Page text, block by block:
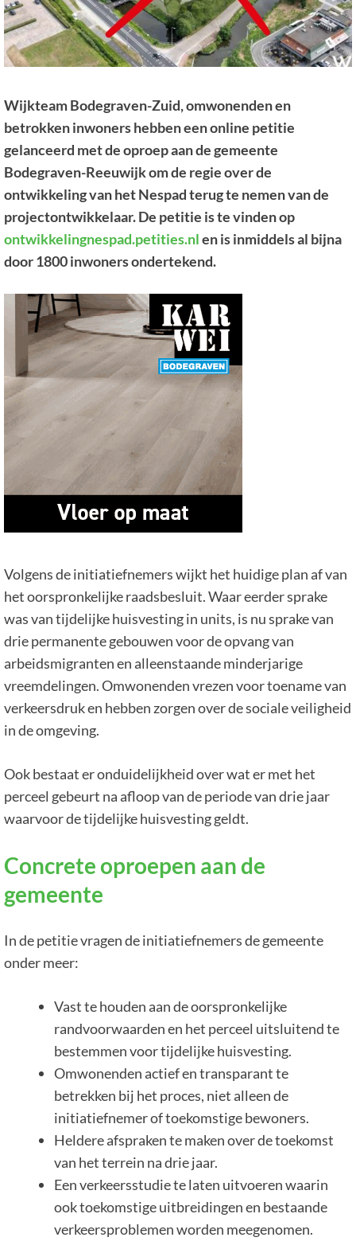
Wijkteam Bodegraven-Zuid, omwonenden en
betrokken inwoners hebben een online petitie
gelanceerd met de oproep aan de gemeente
Bodegraven-Reeuwijk om de regie over de
ontwikkeling van het Nespad terug te nemen van de
projectontwikkelaar. De petitie is te vinden op
ontwikkelingnespad.petities.nlen is inmiddels al bijna
door 1800 inwoners ondertekend.
Volgens de initiatiefnemers wijkt het huidige plan af van
het oorspronkelijke raadsbesluit. Waar eerder sprake
was van tijdelijke huisvesting in units, is nu sprake van
drie permanente gebouwen voor de opvang van
arbeidsmigranten en alleenstaande minderjarige
vreemdelingen. Omwonenden vrezen voor toename van
verkeersdruk en hebben zorgen over de sociale veiligheid
in de omgeving.
Ook bestaat er onduidelijkheid over wat er met het
perceel gebeurt na afloop van de periode van drie jaar
waarvoor de tijdelijke huisvesting geldt.
Concrete oproepen aan de
gemeente
In de petitie vragen de initiatiefnemers de gemeente
onder meer:
Vast te houden aan de oorspronkelijke
randvoorwaarden en het perceel uitsluitend te
bestemmen voor tijdelijke huisvesting.
Omwonenden actief en transparant te
betrekken bij het proces, niet alleen de
initiatiefnemer of toekomstige bewoners.
Heldere afspraken te maken over de toekomst
van het terrein na drie jaar.
Een verkeersstudie te laten uitvoeren waarin
ook toekomstige uitbreidingen en bestaande
verkeersproblemen worden meegenomen.